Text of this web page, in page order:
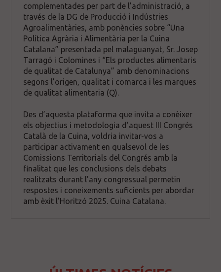
complementades per part de l’administració, a
través de la DG de Producció i Indústries
Agroalimentàries, amb ponències sobre “Una
Política Agrària i Alimentària per la Cuina
Catalana” presentada pel malaguanyat, Sr. Josep
Tarragó i Colomines i “Els productes alimentaris
de qualitat de Catalunya” amb denominacions
segons l’origen, qualitat i comarca i les marques
de qualitat alimentaria (Q).
Des d’aquesta plataforma que invita a conèixer
els objectius i metodologia d’aquest III Congrés
Català de la Cuina, voldria invitar-vos a
participar activament en qualsevol de les
Comissions Territorials del Congrés amb la
finalitat que les conclusions dels debats
realitzats durant l’any congressual permetin
respostes i coneixements suficients per abordar
amb èxit l’Horitzó 2025. Cuina Catalana.